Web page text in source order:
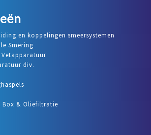
en koppelingen smeersystemen
Smering
div.
Box & Oliefiltratie